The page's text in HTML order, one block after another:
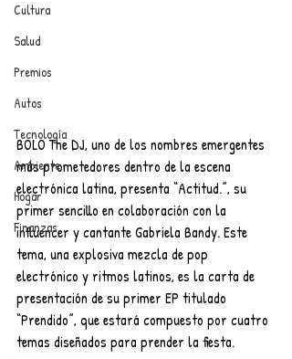
Cultura
Salud
Premios
Autos
Tecnología
Ambiente
Hogar
Finanzas
BOLO The DJ, uno de los nombres emergentes
más prometedores dentro de la escena
electrónica latina, presenta “Actitud.”, su
primer sencillo en colaboración con la
influencer y cantante Gabriela Bandy. Este
tema, una explosiva mezcla de pop
electrónico y ritmos latinos, es la carta de
presentación de su primer EP titulado
“Prendido”, que estará compuesto por cuatro
temas diseñados para prender la fiesta.